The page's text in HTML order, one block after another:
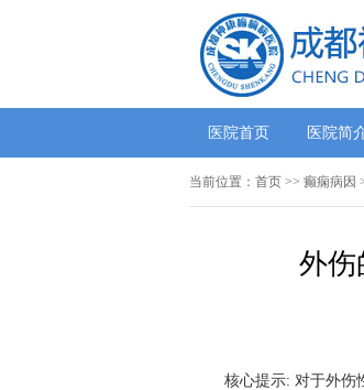
医院首页 医院简
当前位置： 首页 >> 癫痫病因
外伤
核心提示: 对于外伤